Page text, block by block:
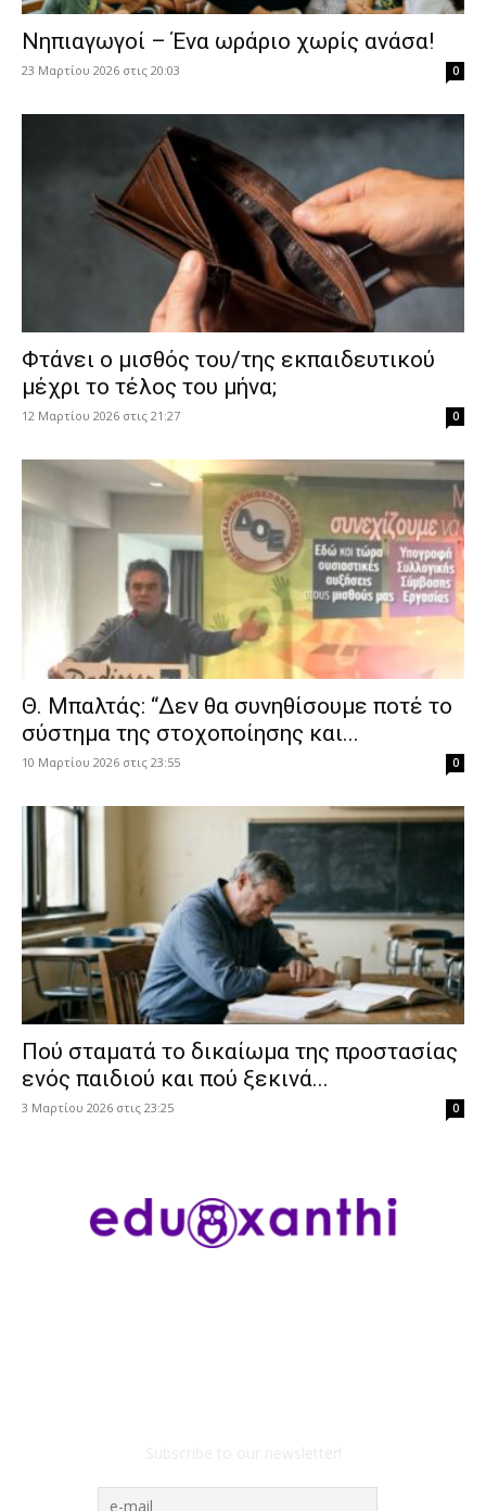
Νηπιαγωγοί – Ένα ωράριο χωρίς ανάσα!
23 Μαρτίου 2026 στις 20:03 0
Φτάνει ο μισθός του/της εκπαιδευτικού
μέχρι το τέλος του μήνα;
12 Μαρτίου 2026 στις 21:27 0
Θ. Μπαλτάς: “Δεν θα συνηθίσουμε ποτέ το
σύστημα της στοχοποίησης και...
10 Μαρτίου 2026 στις 23:55 0
Πού σταματά το δικαίωμα της προστασίας
ενός παιδιού και πού ξεκινά...
3 Μαρτίου 2026 στις 23:25 0